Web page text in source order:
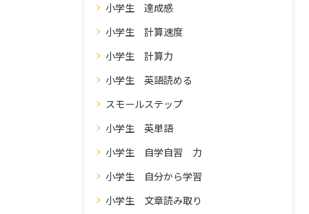
小学生 達成感
小学生 計算速度
小学生 計算力
小学生 英語読める
スモールステップ
小学生 英単語
小学生 自学自習 力
小学生 自分から学習
小学生 文章読み取り